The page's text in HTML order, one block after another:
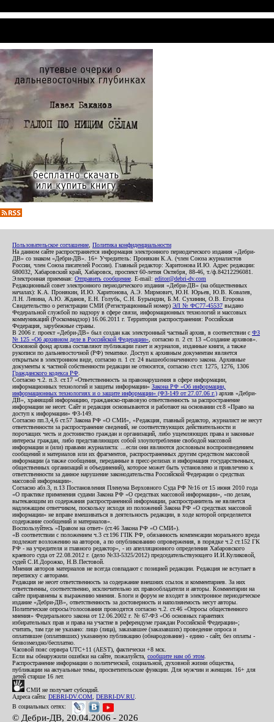
Пользовательское соглашение Политика конфиденциальности
На данном сайте распространяется информация электронного периодического издания «Дебри-
ДВ» со знаком «Дебри-ДВ». 16+ Учредитель: Пронякин К.А. (член Союза журналистов
России, член Союза писателей России). Главный редактор: Харитонова И.Ю. Адрес редакции:
680032, Хабаровский край, Хабаровск, проспект 60-летия Октября, 88-46, т./ф.84212296081.
Электронная приемная: Отправить сообщение . E-mail: editor@debri-dv.com
Редакционный совет электронного периодического издания «Дебри-ДВ» (на общественных
началах): К.А. Пронякин, И.Ю. Харитонова, А.Э. Мирмович, Ю.Н. Юрьев, Ю.В. Ковалев,
Л.Н. Левина, А.Ю. Жданов, Е.Н. Голубь, С.Н. Бурындин, Б.М. Сухинин, О.В. Егорова
Свидетельство о регистрации СМИ (Регистрационный номер) ЭЛ № ФС77-45537 выдано
Федеральной службой по надзору в сфере связи, информационных технологий и массовых
коммуникаций (Роскомнадзор) 16.06.2011 г. Территория распространения: Российская
Федерация, зарубежные страны.
В 2006 г. проект «Дебри-ДВ» был создан как электронный частный архив, в соответствии с ФЗ
№ 125 «Об архивном деле в Российской Федерации» , согласно п. 2 ст. 13 «Создание архивов».
Основной фонд архива составляют публикации газет и журналов, изданные книги, а также
рукописи по дальневосточной (РФ) тематике. Доступ к архивным документам является
открытым в электронном виде, согласно п. 1 ст. 24 вышеобозначенного закона. Архивные
документы к частной собственности редакции не относятся, согласно ст.ст. 1275, 1276, 1306
Гражданского кодекса РФ
Согласно ч.2. п.3. ст.17 «Ответственность за правонарушения в сфере информации,
информационных технологий и защиты информации» Закона РФ «Об информации,
информационных технологиях и о защите информации» (ФЗ-149 от 27.07.06 г.) архив «Дебри-
ДВ», хранящий информацию, гражданско-правовую ответственность за распространение
информации не несет. Сайт и редакция основываются и работают на основании ст.8 «Право на
доступ к информации» ФЗ-149.
Согласно пп.3,4,6 ст.57 Закона РФ «О СМИ», «Редакция, главный редактор, журналист не несут
ответственности за распространение сведений, не соответствующих действительности и
порочащих честь и достоинство граждан и организаций, либо ущемляющих права и законные
интересы граждан, либо представляющих собой злоупотребление свободой массовой
информации и (или) правами журналиста: ...если они являются дословным воспроизведением
сообщений и материалов или их фрагментов, распространенных другим средством массовой
информации (а также сообщения, переданные в пресс-релизах и информация государственных,
общественных организаций и объединений), которое может быть установлено и привлечено к
ответственности за данное нарушение законодательства Российской Федерации о средствах
массовой информации».
Согласно абз.3, п.13 Постановления Пленума Верховного Суда РФ №16 от 15 июня 2010 года
«О практике применения судами Закона РФ «О средствах массовой информации», «по делам,
вытекающим из содержания распространенной информации, распространитель не является
надлежащим ответчиком, поскольку исходя из положений Закона РФ «О средствах массовой
информации» не вправе вмешиваться в деятельность редакции, в ходе которой определяется
содержание сообщений и материалов».
Воспользуйтесь «Правом на ответ» (ст.46 Закона РФ «О СМИ»).
«В соответствии с положением ч.3 ст.196 ГПК РФ, обязанность компенсации морального вреда
подлежит возложению на авторов, а по опубликованию опровержения, в порядке ч.2 ст.152 ГК
РФ - на учредителя и главного редактор», - из апелляционного определения Хабаровского
краевого суда от 22.08.2012 г. (дело №33-5325/2012) председательствующего И.И.Куликовой,
судей С.И.Дорожко, Н.В.Пестовой.
Мнения авторов материалов не всегда совпадают с позицией редакции. Редакция не вступает в
переписку с авторами.
Редакция не несет ответственность за содержание внешних ссылок и комментариев. За них
ответственны, соответственно, исключительно их правообладатели и авторы. Комментарии на
сайте приравнены к выражению мнения. Блоги и форум не входят в электронное периодическое
издание «Дебри-ДВ», ответственность за достоверность и наполняемость несут авторы.
Политические опросы/голосования проводятся согласно ч.2. ст.46 «Опросы общественного
мнения» Федерального закона от 12.06.2002 г. № 67-ФЗ «Об основных гарантиях
избирательных прав и права на участие в референдуме граждан Российской Федерации»;
считать, там где не указано: лицо (лица), заказавшее (заказавших) проведение опроса и
оплатившее (оплативших) указанную публикацию (обнародование) - едино - сайт, без оплаты -
безвозмездно/бесплатно.
Часовой пояс сервера UTC+11 (AEST), фактически +8 мск.
Если вы обнаружили ошибки на сайте, пожалуйста, сообщите нам об этом
Распространение информации о политической, социальной, духовной жизни общества,
публикации на актуальные темы, просветительские функции. Для мужчин и женщин. 16+ для
детей старше 16 лет.
СМИ не получает субсидий.
Адреса сайта: DEBRI-DV.COM DEBRI-DV.RU
В социальных сетях:
© Дебри-ДВ, 20.04.2006 - 2026